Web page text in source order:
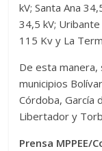
kV; Santa Ana
34,5 kV; Uribante
115 Kv y La
De esta
municipios
Córdoba, García
Libertador y
Prensa MPPEE/